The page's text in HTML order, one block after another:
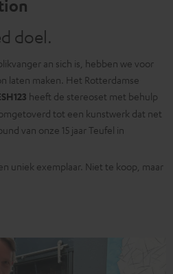
doel.
an sich is, hebben we voor
laten maken. Het Rotterdamse
heeft de stereoset met behulp
tot een kunstwerk dat net
van onze 15 jaar Teufel in
uniek exemplaar. Niet te koop, maar